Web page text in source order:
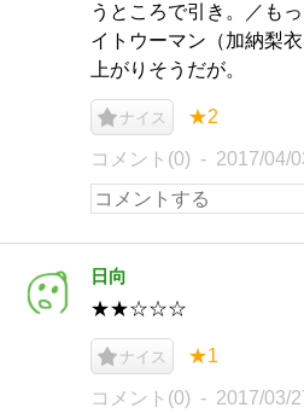
うところで引き。／も
イトウーマン（加納梨
上がりそうだが。
ナイス ★2
コメント(0) 2017/04/
日向
★★☆☆☆
ナイス ★1
コメント(0) 2017/03/